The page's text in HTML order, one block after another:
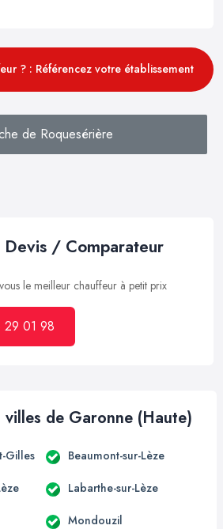
? : Référencez votre établissement
de Roquesérière
/ Comparateur
le meilleur chauffeur à petit prix
01 98
villes de Garonne (Haute)
Gilles Beaumont-sur-Lèze
Labarthe-sur-Lèze
Mondouzil